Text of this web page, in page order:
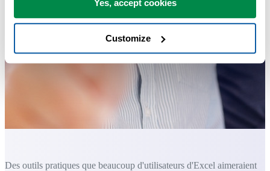
Yes, accept cookies
Customize
Des outils pratiques que beaucoup d'utilisateurs d'Excel aimeraient